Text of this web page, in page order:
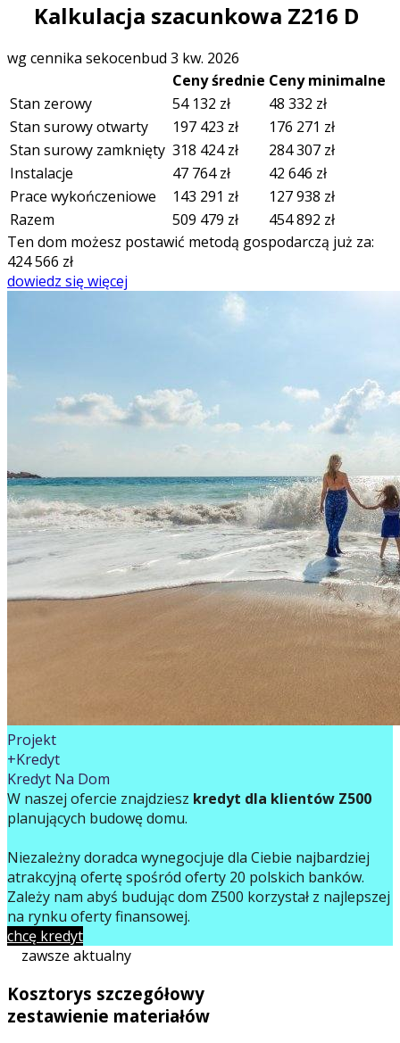
Kalkulacja szacunkowa Z216 D
wg cennika sekocenbud 3 kw. 2026
Ceny średnie Ceny minimalne
Stan zerowy
54 132 zł 48 332 zł
Stan surowy otwarty
197 423 zł 176 271 zł
Stan surowy zamknięty 318 424zł 284 307 zł
Instalacje
47 764zł 42 646 zł
Prace wykończeniowe
143 291 zł 127 938 zł
Razem
509 479 zł 454 892 zł
Ten dom możesz postawić metodą gospodarczą już za:
424 566 zł
dowiedz się więcej
Projekt
+Kredyt
Kredyt Na Dom
W naszej ofercie znajdziesz kredyt dla klientów Z500
planujących budowę domu.
Niezależny doradca wynegocjuje dla Ciebie najbardziej
atrakcyjną ofertę spośród oferty 20 polskich banków.
Zależy nam abyś budując dom Z500 korzystał z najlepszej
na rynku oferty finansowej.
chcę kredyt
zawsze aktualny
Kosztorys szczegółowy
zestawienie materiałów